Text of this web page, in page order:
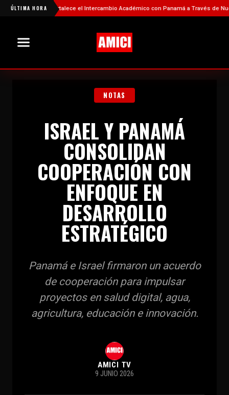
ÚLTIMA HORA
China Fortalece el Intercambio Académico con Panamá a Través de Nuevas
NOTAS
ISRAEL Y PANAMÁ
CONSOLIDAN
COOPERACIÓN CON
ENFOQUE EN
DESARROLLO
ESTRATÉGICO
Panamá e Israel firmaron un acuerdo
de cooperación para impulsar
proyectos en salud digital, agua,
agricultura, educación e innovación.
AMICI TV
9 JUNIO 2026